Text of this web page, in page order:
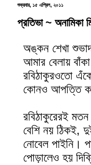
শুক্রবার, ১৫ এপ্রিল, ২০১১
প্রতিভা ~ অনামিকা
অঙ্কন শেখা
আমার বেলায়
রবিঠাকুরওতো
কোনও আপত্তি
রবিঠাকুরেরই
বেশি নয় ঠিকই,
নোবেল পাইনি।
পোড়ালেও হয়